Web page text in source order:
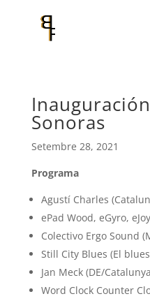
Sonoras
Setembre 28, 2021
Programa
Agustí Charles
ePad Wood, eGyro,
Colectivo Ergo Sound
Still City Blues (El
Jan Meck (DE/
Word Clock Counter